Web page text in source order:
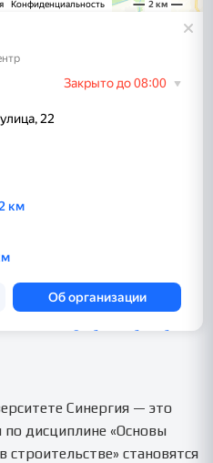
Синергия — это
дисциплине «Основы
строительстве» становятся